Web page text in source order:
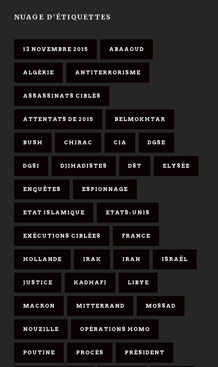
NUAGE D’ÉTIQUETTES
13 NOVEMBRE 2015 ABAAOUD
ALGÉRIE ANTITERRORISME
ASSASSINATS CIBLÉS
ATTENTATS DE 2015 BELMOKHTAR
BUSH CHIRAC CIA DGSE
DGSI DJIHADISTES DST ELYSÉE
ENQUÊTES ESPIONNAGE
ETAT ISLAMIQUE ETATS-UNIS
EXÉCUTIONS CIBLÉES FRANCE
HOLLANDE IRAK IRAN ISRAËL
JUSTICE KADHAFI LIBYE
MACRON MITTERRAND MOSSAD
NOUZILLE OPÉRATIONS HOMO
POUTINE PROCÈS PRÉSIDENT